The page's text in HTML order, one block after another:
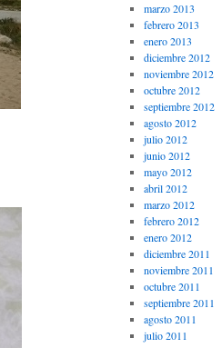
marzo 2013
febrero 2013
enero 2013
diciembre 2012
noviembre 2012
octubre 2012
septiembre 2012
agosto 2012
julio 2012
junio 2012
mayo 2012
abril 2012
marzo 2012
febrero 2012
enero 2012
diciembre 2011
noviembre 2011
octubre 2011
septiembre 2011
agosto 2011
julio 2011